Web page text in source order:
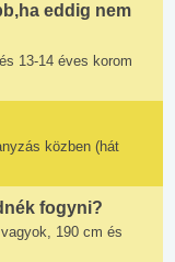
eddig nem
13-14 éves korom
közben (hát
fogyni?
190 cm és